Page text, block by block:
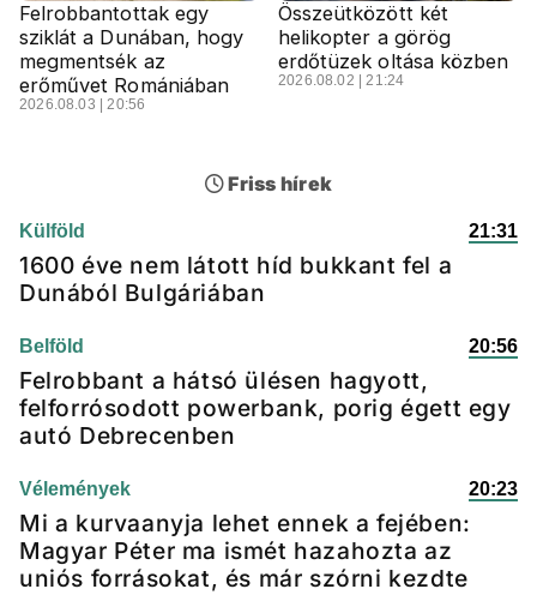
Felrobbantottak egy
sziklát a Dunában, hogy
megmentsék az
erőművet Romániában
2026.08.03 | 20:56
Összeütközött két
helikopter a görög
erdőtüzek oltása közben
2026.08.02 | 21:24
Friss hírek
Külföld 21:31
1600 éve nem látott híd bukkant fel a
Dunából Bulgáriában
Belföld 20:56
Felrobbant a hátsó ülésen hagyott,
felforrósodott powerbank, porig égett egy
autó Debrecenben
Vélemények 20:23
Mi a kurvaanyja lehet ennek a fejében:
Magyar Péter ma ismét hazahozta az
uniós forrásokat, és már szórni kezdte